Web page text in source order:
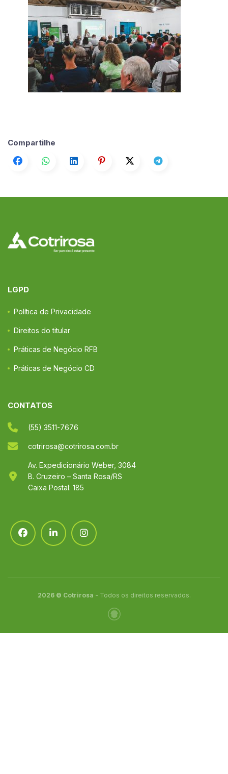
Compartilhe
LGPD
Política de Privacidade
Direitos do titular
Práticas de Negócio RFB
Práticas de Negócio CD
CONTATOS
(55) 3511-7676
cotrirosa@cotrirosa.com.br
Av. Expedicionário Weber, 3084
B. Cruzeiro – Santa Rosa/RS
Caixa Postal: 185
2026 © Cotrirosa - Todos os direitos reservados.